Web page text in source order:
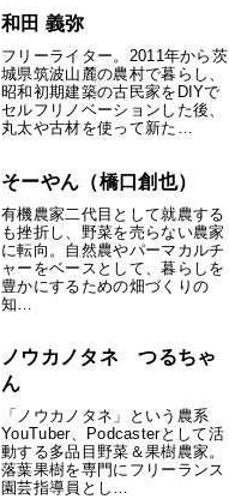
和田 義弥
フリーライター。2011年から茨
城県筑波山麓の農村で暮らし、
昭和初期建築の古民家をDIYで
セルフリノベーションした後、
丸太や古材を使って新た…
そーやん（橋口創也）
有機農家二代目として就農する
も挫折し、野菜を売らない農家
に転向。自然農やパーマカルチ
ャーをベースとして、暮らしを
豊かにするための畑づくりの
知…
ノウカノタネ つるちゃ
ん
「ノウカノタネ」という農系
YouTuber、Podcasterとして活
動する多品目野菜＆果樹農家。
落葉果樹を専門にフリーランス
園芸指導員とし…